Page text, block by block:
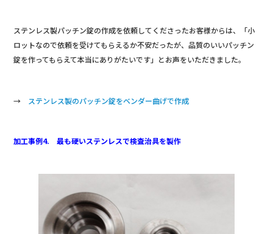
ステンレス製パッチン錠の作成を依頼してくださったお客様からは、「小
ロットなので依頼を受けてもらえるか不安だったが、品質のいいパッチン
錠を作ってもらえて本当にありがたいです」とお声をいただきました。
→ ステンレス製のパッチン錠をベンダー曲げで作成
加工事例4. 最も硬いステンレスで検査治具を製作